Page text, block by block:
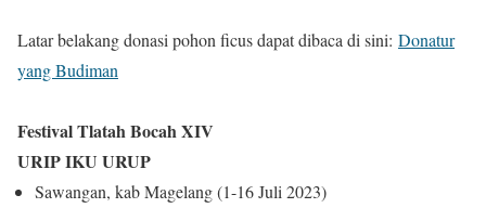
Latar belakang donasi pohon ficus dapat dibaca di sini: Donatur
yang Budiman
Festival Tlatah Bocah XIV
URIP IKU URUP
Sawangan, kab Magelang (1-16 Juli 2023)